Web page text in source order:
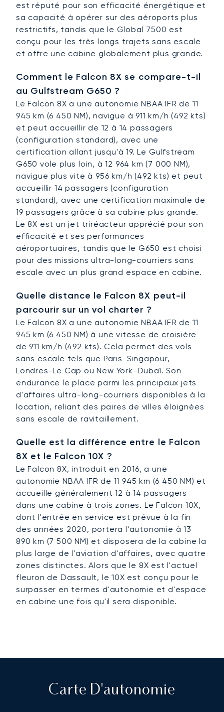
est réputé pour son efficacité énergétique et
sa capacité à opérer sur des aéroports plus
restrictifs, tandis que le Global 7500 est
conçu pour les très longs trajets sans escale
et offre une cabine globalement plus grande.
Comment le Falcon 8X se compare-t-il
au Gulfstream G650 ?
Le Falcon 8X a une autonomie NBAA IFR de 11
945 km (6 450 NM), navigue à 911 km/h (492 kts)
et peut accueillir de 12 à 14 passagers
(configuration standard), avec une
certification allant jusqu'à 19. Le Gulfstream
G650 vole plus loin, à 12 964 km (7 000 NM),
navigue plus vite à 956 km/h (492 kts) et peut
accueillir 14 passagers (configuration
standard), avec une certification maximale de
19 passagers grâce à sa cabine plus grande.
Le 8X est un jet triréacteur apprécié pour son
efficacité et ses performances
aéroportuaires, tandis que le G650 est choisi
pour des missions ultra-long-courriers sans
escale avec un plus grand espace en cabine.
Quelle distance le Falcon 8X peut-il
parcourir sur un vol charter ?
Le Falcon 8X a une autonomie NBAA IFR de 11
945 km (6 450 NM) à une vitesse de croisière
de 911 km/h (492 kts). Cela permet des vols
sans escale tels que Paris-Singapour,
Londres-Le Cap ou New York-Dubaï. Son
endurance le place parmi les principaux jets
d'affaires ultra-long-courriers disponibles à la
location, reliant des paires de villes éloignées
sans escale de ravitaillement.
Quelle est la différence entre le Falcon
8X et le Falcon 10X ?
Le Falcon 8X, introduit en 2016, a une
autonomie NBAA IFR de 11 945 km (6 450 NM) et
accueille généralement 12 à 14 passagers
dans une cabine à trois zones. Le Falcon 10X,
dont l'entrée en service est prévue à la fin
des années 2020, portera l'autonomie à 13
890 km (7 500 NM) et disposera de la cabine la
plus large de l'aviation d'affaires, avec quatre
zones distinctes. Alors que le 8X est l'actuel
fleuron de Dassault, le 10X est conçu pour le
surpasser en termes d'autonomie et d'espace
en cabine une fois qu'il sera disponible.
Carte D'autonomie